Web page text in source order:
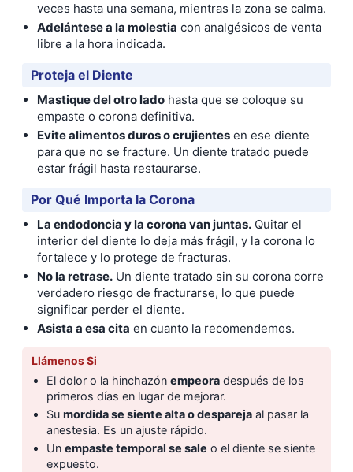
veces hasta una semana, mientras la zona se calma.
Adelántese a la molestia con analgésicos de venta
libre a la hora indicada.
Proteja el Diente
Mastique del otro lado hasta que se coloque su
empaste o corona definitiva.
Evite alimentos duros o crujientes en ese diente
para que no se fracture. Un diente tratado puede
estar frágil hasta restaurarse.
Por Qué Importa la Corona
La endodoncia y la corona van juntas. Quitar el
interior del diente lo deja más frágil, y la corona lo
fortalece y lo protege de fracturas.
No la retrase. Un diente tratado sin su corona corre
verdadero riesgo de fracturarse, lo que puede
significar perder el diente.
Asista a esa cita en cuanto la recomendemos.
Llámenos Si
El dolor o la hinchazón empeora después de los
primeros días en lugar de mejorar.
Su mordida se siente alta o despareja al pasar la
anestesia. Es un ajuste rápido.
Un empaste temporal se sale o el diente se siente
expuesto.